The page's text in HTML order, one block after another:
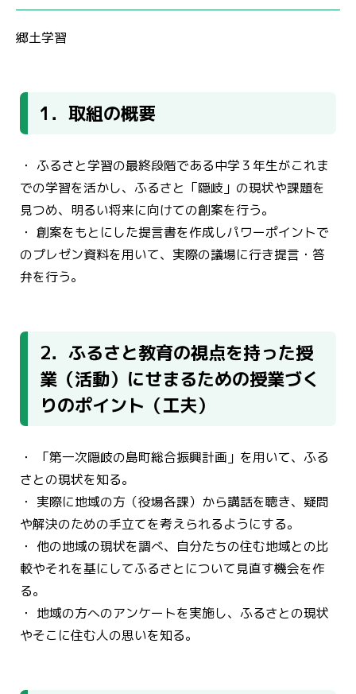
郷土学習
1．取組の概要
・ ふるさと学習の最終段階である中学３年生がこれま
での学習を活かし、ふるさと「隠岐」の現状や課題を
見つめ、明るい将来に向けての創案を行う。
・ 創案をもとにした提言書を作成しパワーポイントで
のプレゼン資料を用いて、実際の議場に行き提言・答
弁を行う。
2．ふるさと教育の視点を持った授
業（活動）にせまるための授業づく
りのポイント（工夫）
・ 「第一次隠岐の島町総合振興計画」を用いて、ふる
さとの現状を知る。
・ 実際に地域の方（役場各課）から講話を聴き、疑問
や解決のための手立てを考えられるようにする。
・ 他の地域の現状を調べ、自分たちの住む地域との比
較やそれを基にしてふるさとについて見直す機会を作
る。
・ 地域の方へのアンケートを実施し、ふるさとの現状
やそこに住む人の思いを知る。